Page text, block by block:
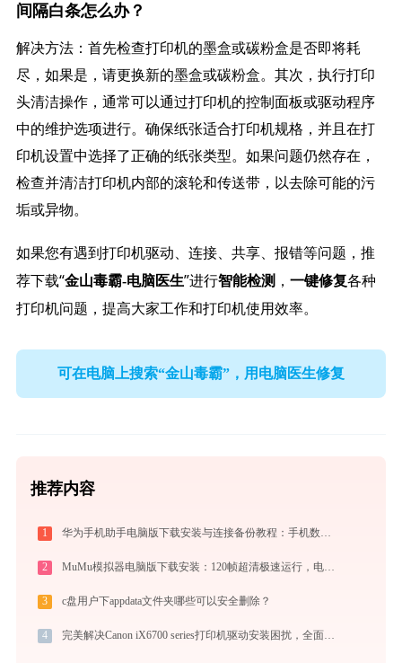
间隔白条怎么办？
解决方法：首先检查打印机的墨盒或碳粉盒是否即将耗
尽，如果是，请更换新的墨盒或碳粉盒。其次，执行打印
头清洁操作，通常可以通过打印机的控制面板或驱动程序
中的维护选项进行。确保纸张适合打印机规格，并且在打
印机设置中选择了正确的纸张类型。如果问题仍然存在，
检查并清洁打印机内部的滚轮和传送带，以去除可能的污
垢或异物。
如果您有遇到打印机驱动、连接、共享、报错等问题，推
荐下载“金山毒霸-电脑医生”进行智能检测， 一键修复各种
打印机问题，提高大家工作和打印机使用效率。
可在电脑上搜索“金山毒霸”，用电脑医生修复
推荐内容
1 华为手机助手电脑版下载安装与连接备份教程：手机数据双向传输与系统修复指南
2 MuMu模拟器电脑版下载安装：120帧超清极速运行，电脑玩手游的装机必备神器
3 c盘用户下appdata文件夹哪些可以安全删除？
4 完美解决Canon iX6700 series打印机驱动安装困扰，全面下载安装教程